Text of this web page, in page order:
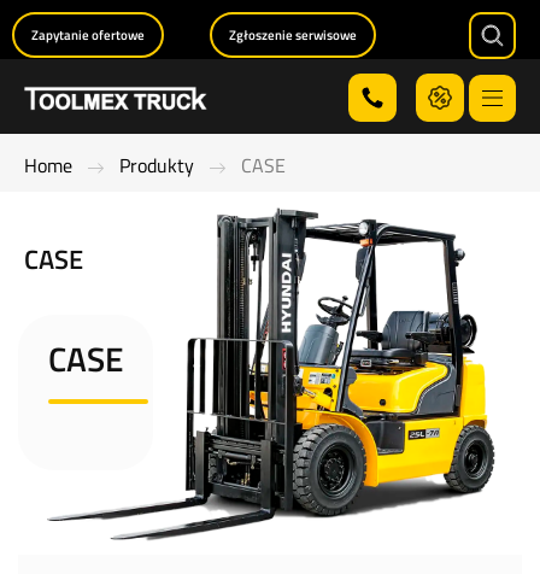
Menu
Zapytanie ofertowe Zgłoszenie serwisowe
Home Produkty CASE
CASE
CASE